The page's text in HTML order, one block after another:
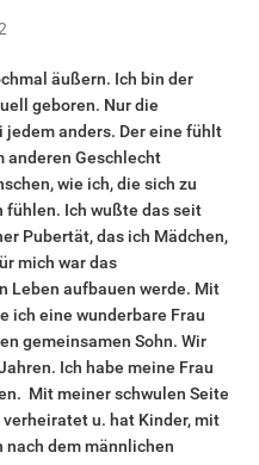
äußern. Ich bin der
geboren. Nur die
anders. Der eine fühlt
anderen Geschlecht
wie ich, die sich zu
fühlen. Ich wußte das seit
Pubertät, das ich Mädchen,
mich war das
Leben aufbauen werde. Mit
ich eine wunderbare Frau
gemeinsamen Sohn. Wir
Ich habe meine Frau
Mit meiner schwulen Seite
u. hat Kinder, mit
nach dem männlichen